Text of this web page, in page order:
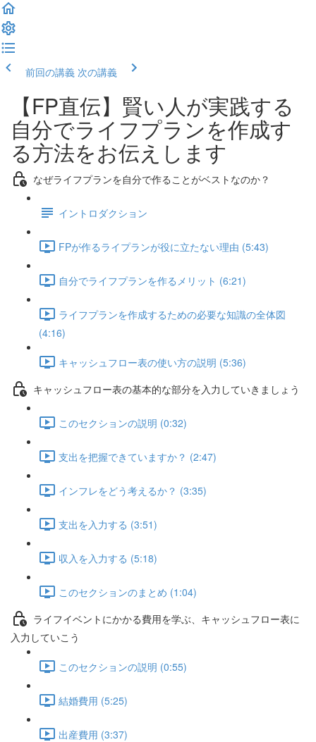
前回の講義 次の講義
【FP直伝】賢い人が実践する
自分でライフプランを作成す
る方法をお伝えします
なぜライフプランを自分で作ることがベストなのか？
イントロダクション
FPが作るライプランが役に立たない理由 (5:43)
自分でライフプランを作るメリット (6:21)
ライフプランを作成するための必要な知識の全体図
(4:16)
キャッシュフロー表の使い方の説明 (5:36)
キャッシュフロー表の基本的な部分を入力していきましょう
このセクションの説明 (0:32)
支出を把握できていますか？ (2:47)
インフレをどう考えるか？ (3:35)
支出を入力する (3:51)
収入を入力する (5:18)
このセクションのまとめ (1:04)
ライフイベントにかかる費用を学ぶ、キャッシュフロー表に
入力していこう
このセクションの説明 (0:55)
結婚費用 (5:25)
出産費用 (3:37)